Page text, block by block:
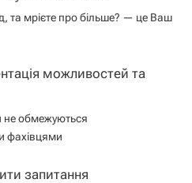
та мрієте про більше? — це Ваш
можливостей та
не обмежуються
фахівцями
запитання